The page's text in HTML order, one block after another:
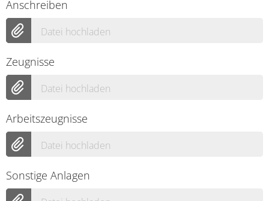
Anschreiben
Datei hochladen
Zeugnisse
Datei hochladen
Arbeitszeugnisse
Datei hochladen
Sonstige Anlagen